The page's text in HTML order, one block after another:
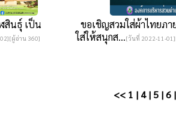
สินธุ์ เป็น
ผู้อ่าน 360]
ขอเชิญสวมใส่ผ้าไทยภา
ใส่ให้สนุกส...[วันที่ 2022-11-
<< 1 | 4| 5|6|